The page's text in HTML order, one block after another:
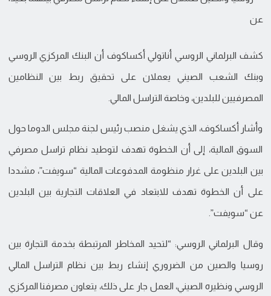
كشف البرلماني الروسي أناتولي أكساكوف أن البنك المركزي الروسي
وبنك الشعب الصيني يعملان على تحقيق ربط بين النظامين
المصرفيين للبلدين، وخاصة التراسل المالي.
وأشار أكساكوف، الذي يشغل منصب رئيس لجنة مجلس الدوما حول
السوق المالية، إلى أن الخطوة تهدف لتوطيد نظام تراسل مصرفي
بين البلدين على غرار منظومة المدفوعات المالية “سويفت”، مشددا
على أن الخطوة تهدف للابتعاد في العلاقات التجارية بين البلدين
عن “سويفت”.
وقال البرلماني الروسي: “لتحيد المخاطر المرتبطة بخدمة التجارة بين
روسيا والصين من الضروري إنشاء ربط بين نظام التراسل المالي
الروسي ونظيره الصيني، العمل جار على ذلك، يتعاون مصرفنا المركزي